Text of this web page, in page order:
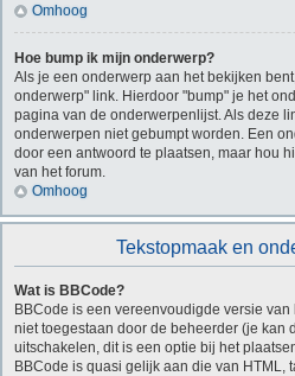
Omhoog
Hoe bump ik mijn onderwerp?
Als je een onderwerp aan het bekijken
onderwerp" link. Hierdoor "bump" je het
pagina van de onderwerpenlijst. Als deze
onderwerpen niet gebumpt worden. Een
door een antwoord te plaatsen, maar hou
van het forum.
Omhoog
Tekstopmaak en
Wat is BBCode?
BBCode is een vereenvoudigde versie
niet toegestaan door de beheerder (je kan
uitschakelen, dit is een optie bij het
BBCode is quasi gelijk aan die van HTML,